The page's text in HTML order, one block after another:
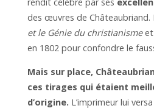
des œuvres de Châteaubriand.
et le Génie du christianismeet
en 1802 pour confondre le
Mais sur place,
ces tirages qui étaient
d’origine. L’imprimeur lui